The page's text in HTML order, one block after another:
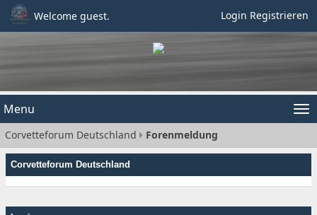
Welcome guest. Login Registrieren
Menu
Corvetteforum Deutschland Forenmeldung
Corvetteforum Deutschland